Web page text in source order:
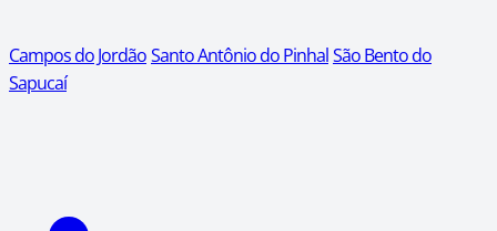
Campos do JordãoSanto Antônio do PinhalSão Bento do
Sapucaí